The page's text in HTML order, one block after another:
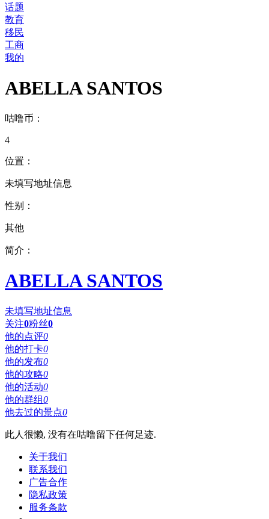
话题
教育
移民
工商
我的
ABELLA SANTOS
咕噜币：
4
位置：
未填写地址信息
性别：
其他
简介：
ABELLA SANTOS
未填写地址信息
关注0粉丝0
他的点评0
他的打卡0
他的发布0
他的攻略0
他的活动0
他的群组0
他去过的景点0
此人很懒, 没有在咕噜留下任何足迹.
关于我们
联系我们
广告合作
隐私政策
服务条款